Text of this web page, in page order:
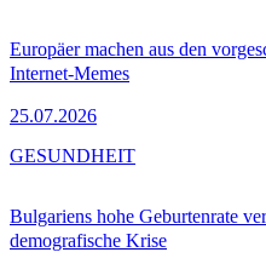
Europäer machen aus den
Internet-Memes
25.07.2026
Bulgariens hohe Geburtenrate
demografische Krise
GESUNDHEIT